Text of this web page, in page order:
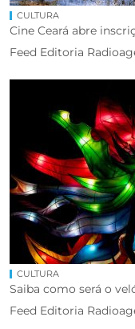
CULTURA
Cine Ceará abre
Feed Editoria
CULTURA
Saiba como será o
Feed Editoria